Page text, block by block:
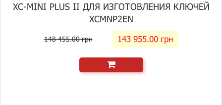
XC-MINI PLUS II ДЛЯ ИЗГОТОВЛЕНИЯ КЛЮЧЕЙ
XCMNP2EN
148 455.00 грн 143 955.00 грн